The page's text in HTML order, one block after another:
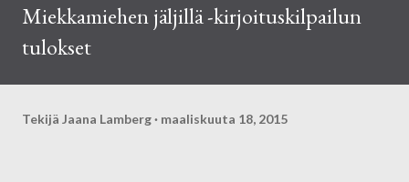
Miekkamiehen jäljillä -kirjoituskilpailun
tulokset
Tekijä Jaana Lamberg maaliskuuta 18, 2015